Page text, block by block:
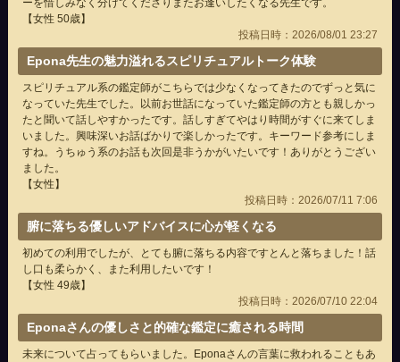
【女性 50歳】
投稿日時：2026/08/01 23:27
Epona先生の魅力溢れるスピリチュアルトーク体験
スピリチュアル系の鑑定師がこちらでは少なくなってきたのでずっと気に
なっていた先生でした。以前お世話になっていた鑑定師の方とも親しかっ
たと聞いて話しやすかったです。話しすぎてやはり時間がすぐに来てしま
いました。興味深いお話ばかりで楽しかったです。キーワード参考にしま
すね。うちゅう系のお話も次回是非うかがいたいです！ありがとうござい
ました。
【女性】
投稿日時：2026/07/11 7:06
腑に落ちる優しいアドバイスに心が軽くなる
初めての利用でしたが、とても腑に落ちる内容ですとんと落ちました！話
し口も柔らかく、また利用したいです！
【女性 49歳】
投稿日時：2026/07/10 22:04
Eponaさんの優しさと的確な鑑定に癒される時間
未来について占ってもらいました。Eponaさんの言葉に救われることもあ